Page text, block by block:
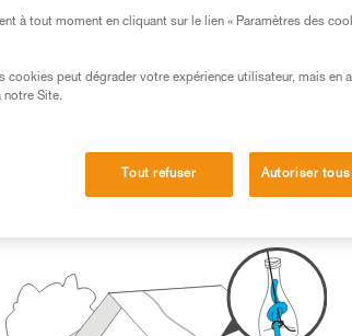
l’ASAP.
à tout moment en cliquant sur le lien « Paramètres des
cookies peut dégrader votre expérience utilisateur, mais en
notre Site.
Tout refuser Autoriser